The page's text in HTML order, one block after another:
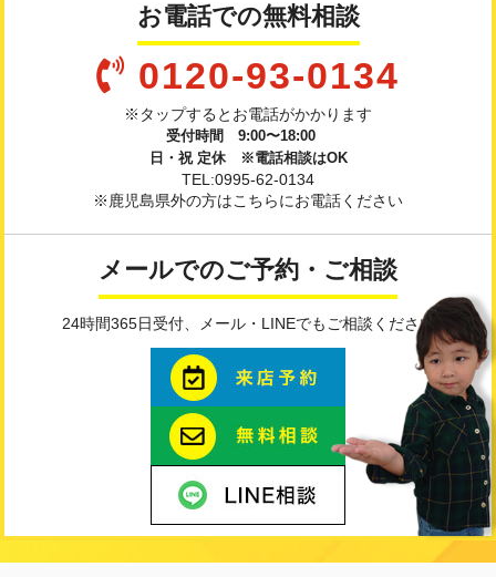
お電話での無料相談
0120-93-0134
※タップするとお電話がかかります
受付時間 9:00〜18:00
日・祝 定休 ※電話相談はOK
TEL:0995-62-0134
※鹿児島県外の方はこちらにお電話ください
メールでのご予約・ご相談
24時間365日受付、メール・LINEでもご相談ください